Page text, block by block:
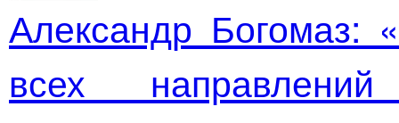
Александр Богомаз:
всех